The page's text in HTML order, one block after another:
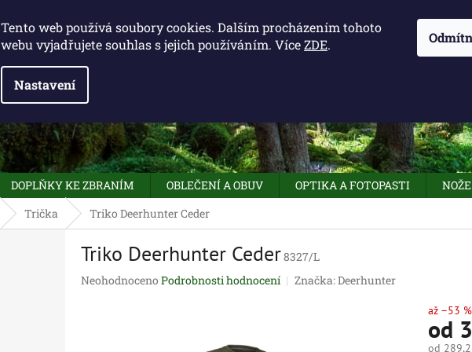
Tento web používá soubory cookies. Dalším procházením tohoto
webu vyjadřujete souhlas s jejich používáním. VíceZDE.
Nastavení
DOPLŇKY KE ZBRANÍM OBLEČENÍ A OBUV OPTIKA A FOTOPASTI NOŽE
Trička Triko Deerhunter Ceder
Triko Deerhunter Ceder8327/L
Průměrné
Neohodnoceno Podrobnosti hodnocení Značka:Deerhunter
až –53 %
od
od